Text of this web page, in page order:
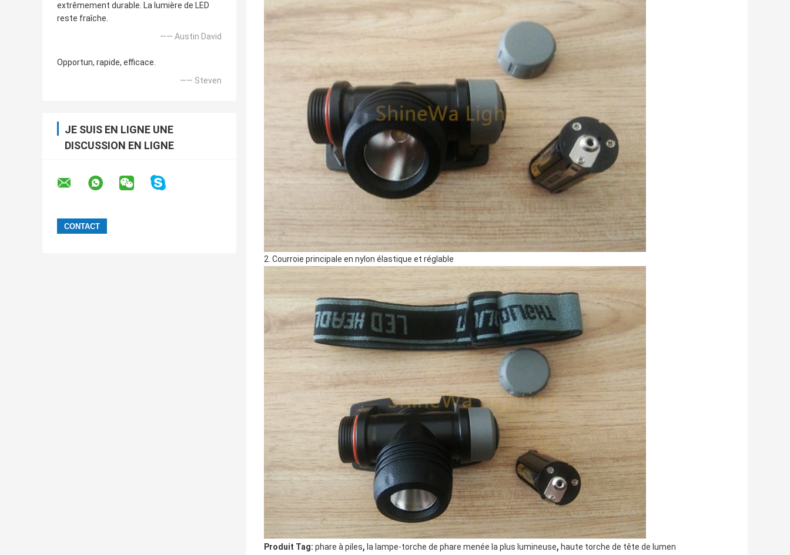
extrêmement durable. La lumière de LED
reste fraîche.
—— Austin David
Opportun, rapide, efficace.
—— Steven
JE SUIS EN LIGNE UNE
DISCUSSION EN LIGNE
2. Courroie principale en nylon élastique et réglable
Produit Tag: phare à piles, la lampe-torche de phare menée la plus lumineuse, haute torche de tête de lumen